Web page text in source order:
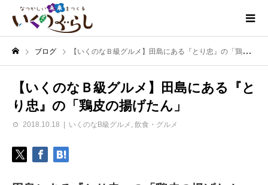
ブログ 【いくのなＢ級グルメ】田島にある『とり忠』の「鶏皮の揚げたん」
【いくのなＢ級グルメ】田島にある『と
り忠』の「鶏皮の揚げたん」
2018.10.18 いくのなB級グルメ 飲食・グルメ